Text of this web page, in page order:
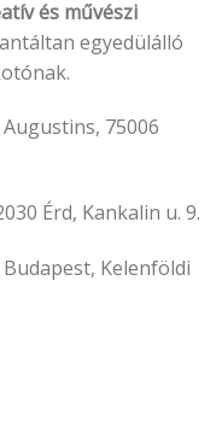
és művészi
egyedülálló
75006
Érd, Kankalin u. 9.
Kelenföldi